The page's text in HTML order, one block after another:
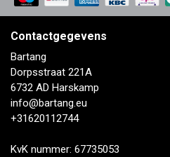
Contactgegevens
Bartang
Dorpsstraat 221A
6732 AD Harskamp
info@bartang.eu
+31620112744
KvK nummer: 67735053